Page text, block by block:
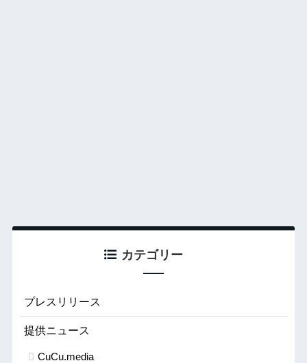
カテゴリー
プレスリリース
提供ニュース
CuCu.media